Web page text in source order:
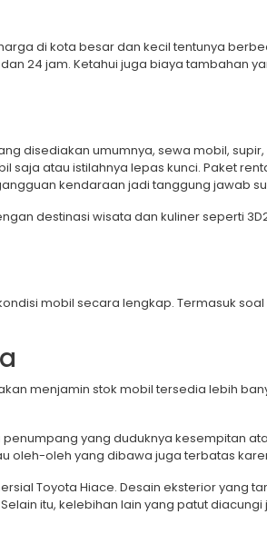
di kota besar dan kecil tentunya
24 jam. Ketahui juga biaya tambahan
disediakan umumnya, sewa mobil,
atau istilahnya lepas kunci. Paket
kendaraan jadi tanggung jawab
destinasi wisata dan kuliner seperti
mobil secara lengkap. Termasuk
menjamin stok mobil tersedia lebih
yang duduknya kesempitan
oleh yang dibawa juga terbatas
Toyota Hiace. Desain eksterior yang
itu, kelebihan lain yang patut